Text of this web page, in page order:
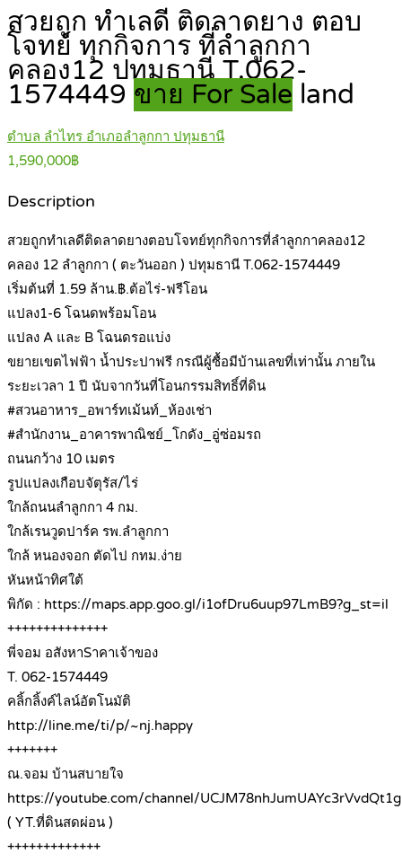
สวยถูก ทำเลดี ติดลาดยาง ตอบ
โจทย์ ทุกกิจการ ที่ลำลูกกา
คลอง12 ปทุมธานี T.062-
1574449 ขาย For Sale land
ตำบล ลำไทร อำเภอลำลูกกา ปทุมธานี
1,590,000฿
Description
สวยถูกทำเลดีติดลาดยางตอบโจทย์ทุกกิจการที่ลำลูกกาคลอง12
คลอง 12 ลำลูกกา ( ตะวันออก ) ปทุมธานี T.062-1574449
เริ่มต้นที่ 1.59 ล้าน.฿.ต้อไร่-ฟรีโอน
แปลง1-6 โฉนดพร้อมโอน
แปลง A และ B โฉนดรอแบ่ง
ขยายเขตไฟฟ้า น้ำประปาฟรี กรณีผู้ซื้อมีบ้านเลขที่เท่านั้น ภายใน
ระยะเวลา 1 ปี นับจากวันที่โอนกรรมสิทธิ์ที่ดิน
#สวนอาหาร_อพาร์ทเม้นท์_ห้องเช่า
#สำนักงาน_อาคารพาณิชย์_โกดัง_อู่ซ่อมรถ
ถนนกว้าง 10 เมตร
รูปแปลงเกือบจัตุรัส/ไร่
ใกล้ถนนลำลูกกา 4 กม.
ใกล้เรนวูดปาร์ค รพ.ลำลูกกา
ใกล้ หนองจอก ตัดไป กทม.ง่าย
หันหน้าทิศใต้
พิกัด : https://maps.app.goo.gl/i1ofDru6uup97LmB9?g_st=il
++++++++++++++
พี่จอม อสังหาSาคาเจ้าของ
T. 062-1574449
คลิ้กลิ้งค์ไลน์อัตโนมัติ
http://line.me/ti/p/~nj.happy
+++++++
ณ.จอม บ้านสบายใจ
https://youtube.com/channel/UCJM78nhJumUAYc3rVvdQt1g
( YT.ที่ดินสดผ่อน )
+++++++++++++